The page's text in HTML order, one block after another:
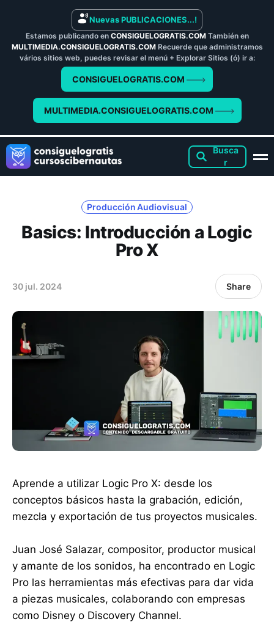
Nuevas PUBLICACIONES...!
Estamos publicando en CONSIGUELOGRATIS.COMTambién en
MULTIMEDIA.CONSIGUELOGRATIS.COMRecuerde que administramos
vários sitios web, puedes revisar el menú + Explorar Sitios (ó) ir a:
CONSIGUELOGRATIS.COM
MULTIMEDIA.CONSIGUELOGRATIS.COM
Producción Audiovisual
Basics: Introducción a Logic
Pro X
30 jul. 2024 Share
Aprende a utilizar Logic Pro X: desde los
conceptos básicos hasta la grabación, edición,
mezcla y exportación de tus proyectos musicales.
Juan José Salazar, compositor, productor musical
y amante de los sonidos, ha encontrado en Logic
Pro las herramientas más efectivas para dar vida
a piezas musicales, colaborando con empresas
como Disney o Discovery Channel.